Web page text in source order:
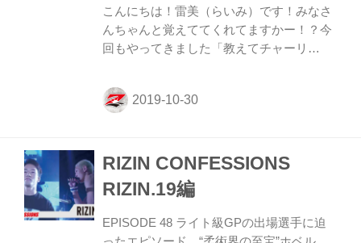
当たる！ 大晦日、...
こんにちは！雷美（らいみ）です！みなさ
んちゃんと覚えててくれてますかー！？今
回もやってきました「教えてチャーリ
ー！」は、格闘技初心者の私が、RIZINマ
ッチメーカーのチャーリーさんと一緒に“こ
です！ 前回からすごーーーく楽しみにして
いた大阪大会に行ってきました！たこ焼
き！お好み焼き！ライト級GP開幕戦！そ
んなわけで、今回も皆さんおなじみチャー
リーさんに突撃して、試合を振り返って行
RIZIN CONFESSIONS
RIZIN.19編
EPISODE 48 ライト級GPの出場選手に迫